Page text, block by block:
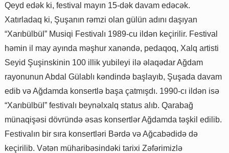
Qeyd edək ki, festival mayın 15-dək davam edəcək.
Xatırladaq ki, Şuşanın rəmzi olan gülün adını daşıyan
“Xarıbülbül” Musiqi Festivalı 1989-cu ildən keçirilir. Festival
həmin il may ayında məşhur xanəndə, pedaqoq, Xalq artisti
Seyid Şuşinskinin 100 illik yubileyi ilə əlaqədar Ağdam
rayonunun Abdal Gülablı kəndində başlayıb, Şuşada davam
edib və Ağdamda konsertlə başa çatmışdı. 1990-cı ildən isə
“Xarıbülbül” festivalı beynəlxalq status alıb. Qarabağ
münaqişəsi dövründə əsas konsertlər Ağdamda təşkil edilib.
Festivalın bir sıra konsertləri Bərdə və Ağcabədidə də
keçirilib. Vətən müharibəsindəki tarixi Zəfərimizlə